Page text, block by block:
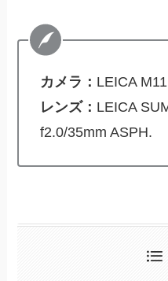
カメラ： LEICA M11
レンズ： LEICA
f2.0/35mm ASPH.